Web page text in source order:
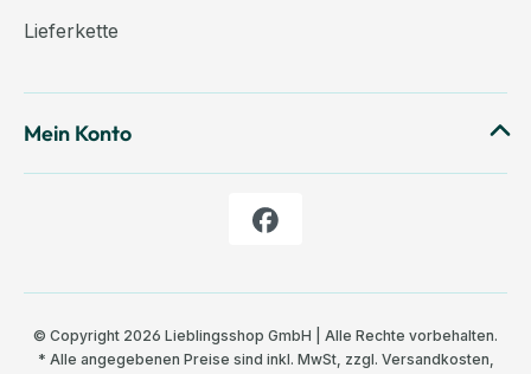
Lieferkette
Mein Konto
© Copyright 2026 Lieblingsshop GmbH | Alle Rechte vorbehalten.
* Alle angegebenen Preise sind inkl. MwSt, zzgl. Versandkosten,